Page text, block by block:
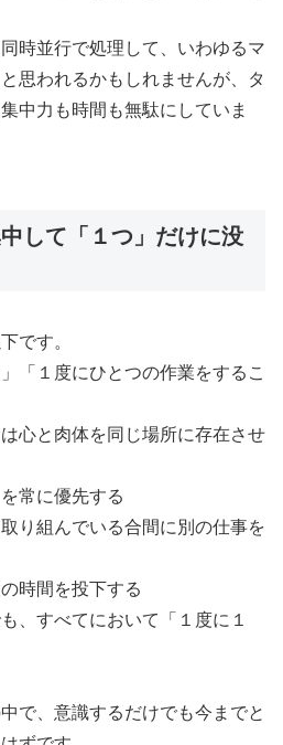
時並行で処理して、いわゆるマ
思われるかもしれませんが、タ
中力も時間も無駄にしていま
中して「１つ」だけに没
です。
「１度にひとつの作業をするこ
心と肉体を同じ場所に存在させ
常に優先する
り組んでいる合間に別の仕事を
時間を投下する
、すべてにおいて「１度に１
で、意識するだけでも今までと